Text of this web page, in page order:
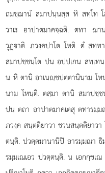
ถมชฺฌานํ สมาปนฺนสฺส หิ สทฺโท โ
วาเร อาปาตมาคจฺฉติ. ตทา ฌ
วุฏฺาติ. ภวงฺคปาโต โหติ. ตํ สทฺ
สมาปชฺชนฺโต ปน อปฺปเกน สทฺเท
น หิ ตานิ อาเนฺชปตฺตานินาม โ
นาม โหนฺติ. ตสฺมา ตานิ สมาปชฺช
ปน ตถา อาปาตมาคเตสุ ตทารมฺ
ภวงฺค สนฺตติยาวา ชวนสนฺตติยาว
ตนฺติ. ปวตฺตมานานิปิ อารมฺมณา ธิ
รมฺมเณเอว ปวตฺตนฺติ.น เอกกฺขเ